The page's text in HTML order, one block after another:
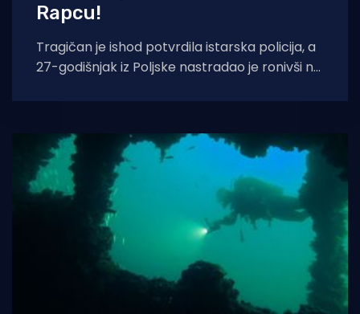
Rapcu!
Tragičan je ishod potvrdila istarska policija, a
27-godišnjak iz Poljske nastradao je ronivši na